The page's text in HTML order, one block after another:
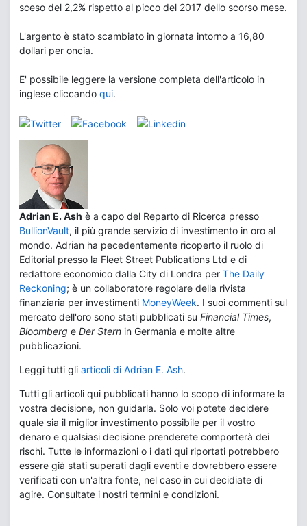
sceso del 2,2% rispetto al picco del 2017 dello scorso mese.
L'argento è stato scambiato in giornata intorno a 16,80
dollari per oncia.
E' possibile leggere la versione completa dell'articolo in
inglese cliccando qui.
Adrian E. Ash è a capo del Reparto di Ricerca presso
BullionVault, il più grande servizio di investimento in oro al
mondo. Adrian ha pecedentemente ricoperto il ruolo di
Editorial presso la Fleet Street Publications Ltd e di
redattore economico dalla City di Londra per The Daily
Reckoning; è un collaboratore regolare della rivista
finanziaria per investimenti MoneyWeek. I suoi commenti sul
mercato dell'oro sono stati pubblicati su Financial Times,
Bloomberg e Der Stern in Germania e molte altre
pubblicazioni.
Leggi tutti gli articoli di Adrian E. Ash.
Tutti gli articoli qui pubblicati hanno lo scopo di informare la
vostra decisione, non guidarla. Solo voi potete decidere
quale sia il miglior investimento possibile per il vostro
denaro e qualsiasi decisione prenderete comporterà dei
rischi. Tutte le informazioni o i dati qui riportati potrebbero
essere già stati superati dagli eventi e dovrebbero essere
verificati con un'altra fonte, nel caso in cui decidiate di
agire. Consultate i nostri termini e condizioni.